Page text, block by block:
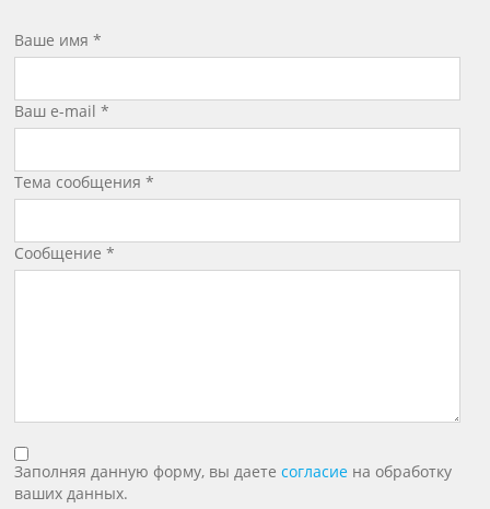
Ваше имя *
Ваш e-mail *
Тема сообщения *
Сообщение *
Заполняя данную форму, вы даетесогласие на обработку
ваших данных.